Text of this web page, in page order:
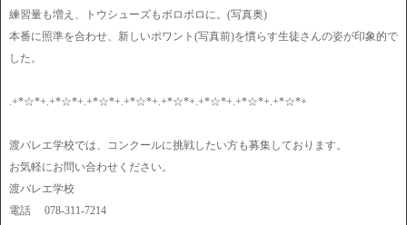
練習量も増え、トウシューズもボロボロに。(写真奥)
本番に照準を合わせ、新しいポワント(写真前)を慣らす生徒さんの姿が印象的で
した。
.+*☆*+.+*☆*+.+*☆*+.+*☆*+.+*☆*+.+*☆*+.+*☆*+.+*☆*+
渡バレエ学校では、コンクールに挑戦したい方も募集しております。
お気軽にお問い合わせください。
渡バレエ学校
電話 078-311-7214